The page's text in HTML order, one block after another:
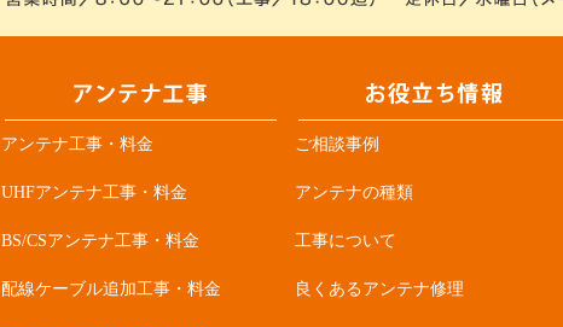
アンテナ工事・料金
UHFアンテナ工事・料金
BS/CSアンテナ工事・料金
配線ケーブル追加工事・料金
ご相談事例
アンテナの種類
工事について
良くあるアンテナ修理